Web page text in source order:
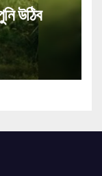
উঠিব